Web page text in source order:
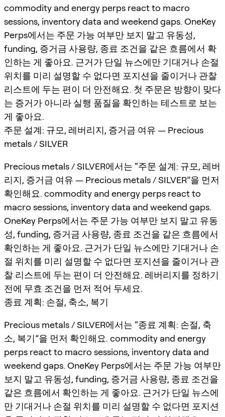
commodity and energy perps react to macro
sessions, inventory data and weekend gaps. OneKey
Perps에서는 주문 가능 여부만 보지 말고 유동성,
funding, 증거금 사용량, 종료 조건을 같은 흐름에서 확
인하는 게 좋아요. 근거가 단일 뉴스에만 기대거나 손절
위치를 미리 설명할 수 없다면 포지션을 줄이거나 관찰
리스트에 두는 편이 더 안전해요. 첫 주문은 방향이 맞다
는 증거가 아니라 실행 품질을 확인하는 테스트로 보는
게 좋아요.
주문 설계: 규모, 레버리지, 증거금 여유 — Precious
metals / SILVER
Precious metals / SILVER에서는 “주문 설계: 규모, 레버
리지, 증거금 여유 — Precious metals / SILVER”을 먼저
확인해요. commodity and energy perps react to
macro sessions, inventory data and weekend gaps.
OneKey Perps에서는 주문 가능 여부만 보지 말고 유동
성, funding, 증거금 사용량, 종료 조건을 같은 흐름에서
확인하는 게 좋아요. 근거가 단일 뉴스에만 기대거나 손
절 위치를 미리 설명할 수 없다면 포지션을 줄이거나 관
찰 리스트에 두는 편이 더 안전해요. 레버리지를 정하기
전에 무효 조건을 먼저 적어 두세요.
종료 계획: 손절, 축소, 복기
Precious metals / SILVER에서는 “종료 계획: 손절, 축
소, 복기”을 먼저 확인해요. commodity and energy
perps react to macro sessions, inventory data and
weekend gaps. OneKey Perps에서는 주문 가능 여부만
보지 말고 유동성, funding, 증거금 사용량, 종료 조건을
같은 흐름에서 확인하는 게 좋아요. 근거가 단일 뉴스에
만 기대거나 손절 위치를 미리 설명할 수 없다면 포지션